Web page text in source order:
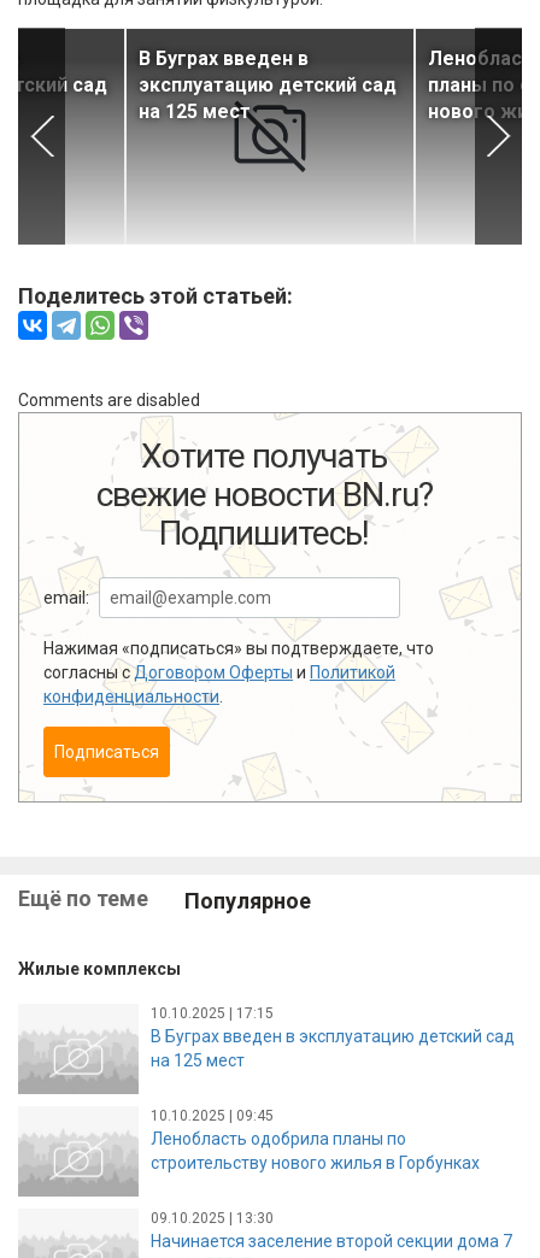
сад
В Буграх введен в
эксплуатацию детский сад
на 125 мест
планы по
нового
Поделитесь этой статьей:
Comments are disabled
Хотите получать
свежие новости BN.ru?
Подпишитесь!
email:
Нажимая «подписаться» вы подтверждаете, что
согласны сДоговором Оферты и Политикой
конфиденциальности
Подписаться
Ещё по теме Популярное
Жилые комплексы
10.10.2025 | 17:15
В Буграх введен в эксплуатацию детский сад
на 125 мест
10.10.2025 | 09:45
Ленобласть одобрила планы по
строительству нового жилья в Горбунках
09.10.2025 | 13:30
Начинается заселение второй секции дома 7